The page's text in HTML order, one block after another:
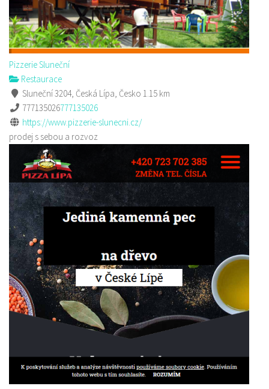
Pizzerie Sluneční
Restaurace
Sluneční 3204, Česká Lípa, Česko 1.15 km
777135026777135026
https://www.pizzerie-slunecni.cz/
prodej s sebou a rozvoz